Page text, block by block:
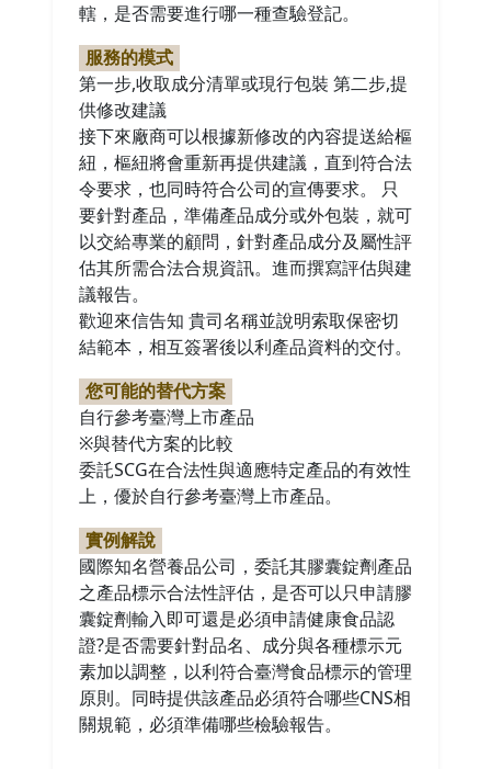
轄，是否需要進行哪一種查驗登記。
服務的模式
第一步,收取成分清單或現行包裝 第二步,提
供修改建議
接下來廠商可以根據新修改的內容提送給樞
紐，樞紐將會重新再提供建議，直到符合法
令要求，也同時符合公司的宣傳要求。 只
要針對產品，準備產品成分或外包裝，就可
以交給專業的顧問，針對產品成分及屬性評
估其所需合法合規資訊。進而撰寫評估與建
議報告。
歡迎來信告知 貴司名稱並說明索取保密切
結範本，相互簽署後以利產品資料的交付。
您可能的替代方案
自行參考臺灣上市產品
※與替代方案的比較
委託SCG在合法性與適應特定產品的有效性
上，優於自行參考臺灣上市產品。
實例解說
國際知名營養品公司，委託其膠囊錠劑產品
之產品標示合法性評估，是否可以只申請膠
囊錠劑輸入即可還是必須申請健康食品認
證?是否需要針對品名、成分與各種標示元
素加以調整，以利符合臺灣食品標示的管理
原則。同時提供該產品必須符合哪些CNS相
關規範，必須準備哪些檢驗報告。